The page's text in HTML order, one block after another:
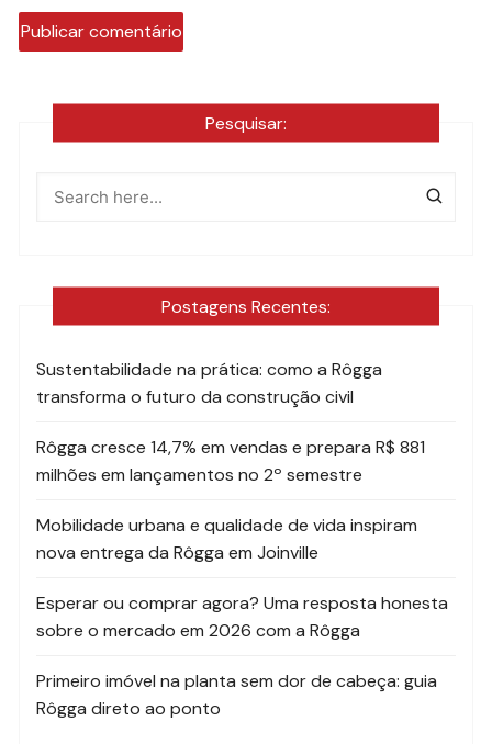
Pesquisar:
Postagens Recentes:
Sustentabilidade na prática: como a Rôgga
transforma o futuro da construção civil
Rôgga cresce 14,7% em vendas e prepara R$ 881
milhões em lançamentos no 2º semestre
Mobilidade urbana e qualidade de vida inspiram
nova entrega da Rôgga em Joinville
Esperar ou comprar agora? Uma resposta honesta
sobre o mercado em 2026 com a Rôgga
Primeiro imóvel na planta sem dor de cabeça: guia
Rôgga direto ao ponto